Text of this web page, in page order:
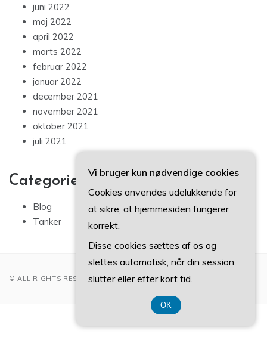
juni 2022
maj 2022
april 2022
marts 2022
februar 2022
januar 2022
december 2021
november 2021
oktober 2021
juli 2021
Categories
Blog
Tanker
© ALL RIGHTS RESERVED 2022
Vi bruger kun nødvendige cookies
Cookies anvendes udelukkende for
at sikre, at hjemmesiden fungerer
korrekt.
Disse cookies sættes af os og
slettes automatisk, når din session
slutter eller efter kort tid.
OK